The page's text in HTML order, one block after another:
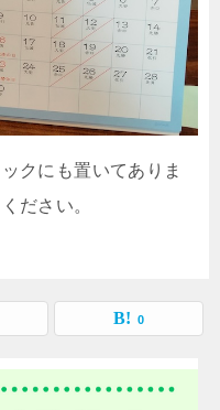
クにも置いてありま
ださい。
0